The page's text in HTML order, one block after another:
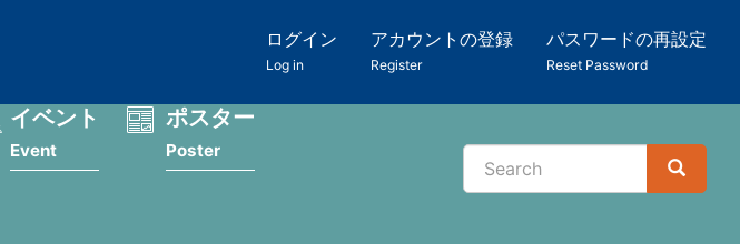
ログイン
Log in
アカウントの登録
Register
パスワードの再設定
Reset Password
イベント
Event
ポスター
Poster
検
Search
Search